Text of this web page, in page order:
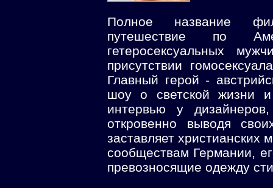
Полное название
путешествие по
гетеросексуальных
присутствии
Главный герой -
шоу о светской жизни
интервью у
откровенно выводя
заставляет христианских
сообществам Германии,
превозносящие одежду